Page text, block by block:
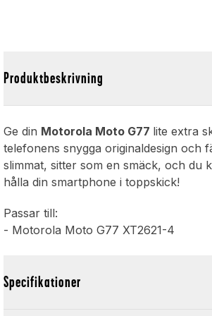
Produktbeskrivning
Ge din Motorola Moto G77 lite extra
telefonens snygga originaldesign och
slimmat, sitter som en smäck, och du
hålla din smartphone i toppskick!
Passar till:
- Motorola Moto G77 XT2621-4
Specifikationer